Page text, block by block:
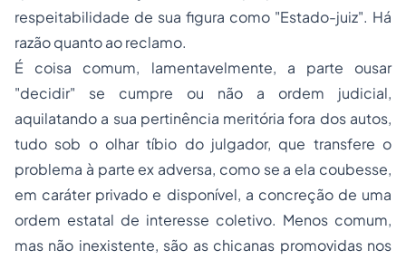
respeitabilidade de sua figura como "Estado-juiz". Há
razão quanto ao reclamo.
É coisa comum, lamentavelmente, a parte ousar
"decidir" se cumpre ou não a ordem judicial,
aquilatando a sua pertinência meritória fora dos autos,
tudo sob o olhar tíbio do julgador, que transfere o
problema à parte ex adversa, como se a ela coubesse,
em caráter privado e disponível, a concreção de uma
ordem estatal de interesse coletivo. Menos comum,
mas não inexistente, são as chicanas promovidas nos